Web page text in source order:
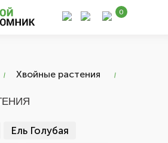
0
Хвойные растения
Ель Голубая